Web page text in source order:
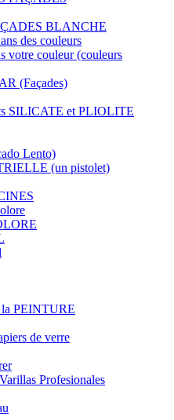
BLANCHE
des couleurs
votre couleur (couleurs
(Façades)
SILICATE et PLIOLITE
Lento)
(un pistolet)
PEINTURE
de verre
Profesionales